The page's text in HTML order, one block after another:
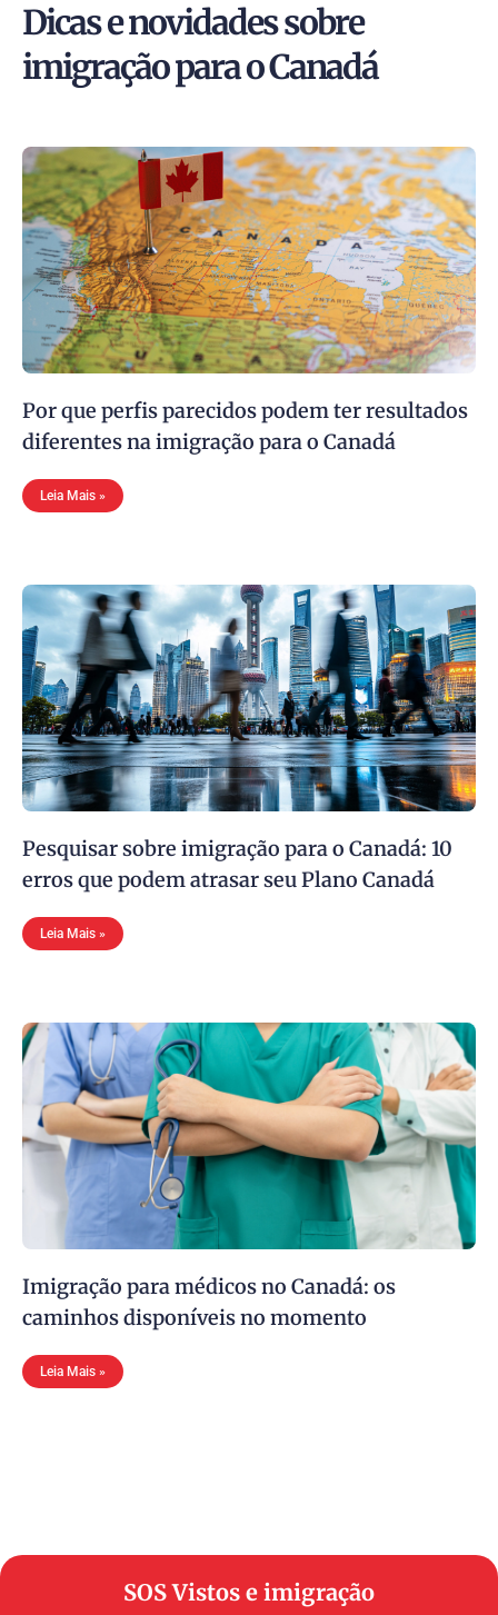
Dicas e novidades sobre
imigração para o Canadá
Por que perfis parecidos podem ter resultados
diferentes na imigração para o Canadá
Leia Mais »
Pesquisar sobre imigração para o Canadá: 10
erros que podem atrasar seu Plano Canadá
Leia Mais »
Imigração para médicos no Canadá: os
caminhos disponíveis no momento
Leia Mais »
SOS Vistos e imigração